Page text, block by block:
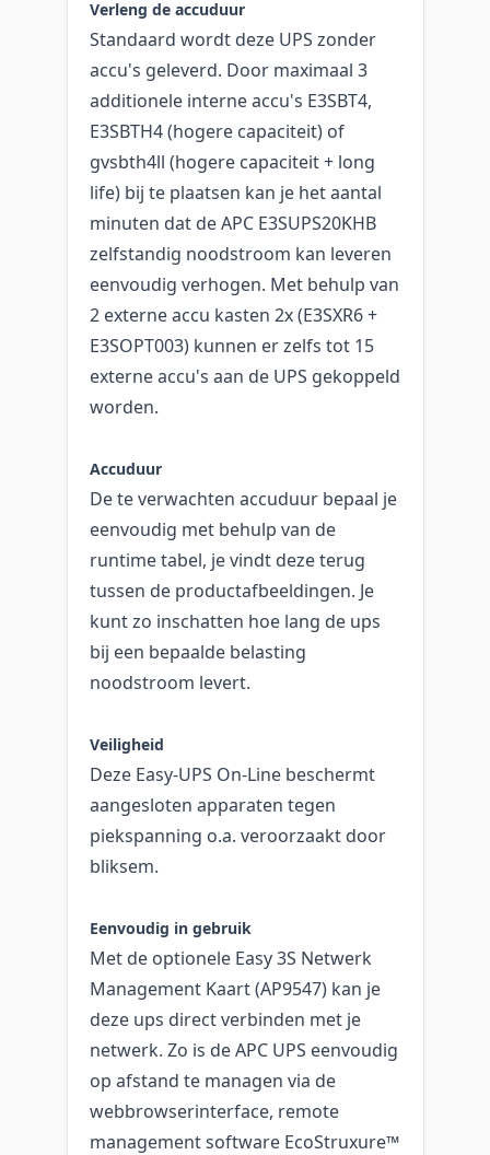
Verleng de accuduur
Standaard wordt deze UPS zonder
accu's geleverd. Door maximaal 3
additionele interne accu's E3SBT4,
E3SBTH4 (hogere capaciteit) of
gvsbth4ll (hogere capaciteit + long
life) bij te plaatsen kan je het aantal
minuten dat de APC E3SUPS20KHB
zelfstandig noodstroom kan leveren
eenvoudig verhogen. Met behulp van
2 externe accu kasten 2x (E3SXR6 +
E3SOPT003) kunnen er zelfs tot 15
externe accu's aan de UPS gekoppeld
worden.
Accuduur
De te verwachten accuduur bepaal je
eenvoudig met behulp van de
runtime tabel, je vindt deze terug
tussen de productafbeeldingen. Je
kunt zo inschatten hoe lang de ups
bij een bepaalde belasting
noodstroom levert.
Veiligheid
Deze Easy-UPS On-Line beschermt
aangesloten apparaten tegen
piekspanning o.a. veroorzaakt door
bliksem.
Eenvoudig in gebruik
Met de optionele Easy 3S Netwerk
Management Kaart (AP9547) kan je
deze ups direct verbinden met je
netwerk. Zo is de APC UPS eenvoudig
op afstand te managen via de
webbrowserinterface, remote
management software EcoStruxure™